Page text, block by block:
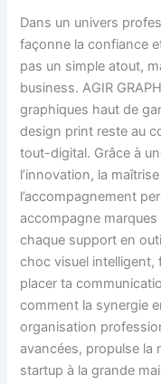
Dans un univers
façonne la confiance
pas un simple atout,
business. AGIR
graphiques haut de
design print reste au
tout-digital. Grâce à
l’innovation, la
l’accompagnement
accompagne
chaque support en
choc visuel intelligent,
placer ta
comment la synergie
organisation
avancées, propulse la
startup à la grande